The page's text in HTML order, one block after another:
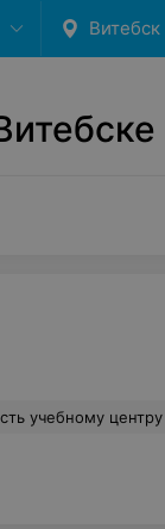
Витебск
в очень доступной и понятной форме. Благодаря курсам бухгалтерского